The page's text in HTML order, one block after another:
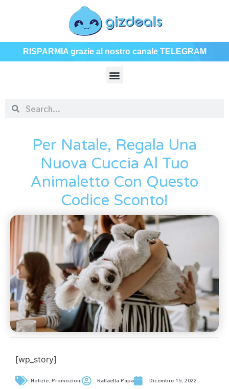
RISPARMIA grazie al nostro canale TELEGRAM
Per Natale, Regala Una
Nuova Cuccia Al Tuo
Animaletto Con Questo
Codice Sconto!
[wp_story]
Notizie, Promozioni Raffaella Papa Dicembre 15, 2022